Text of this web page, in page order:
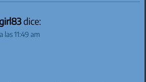
dice:
las 11:49 am